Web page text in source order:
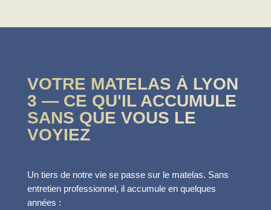
VOTRE MATELAS À LYON
3 — CE QU'IL ACCUMULE
SANS QUE VOUS LE
VOYIEZ
Un tiers de notre vie se passe sur le matelas. Sans
entretien professionnel, il accumule en quelques
années :